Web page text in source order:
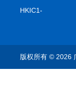
setA100/
HKIC1-
析仪
版权所有 © 2026